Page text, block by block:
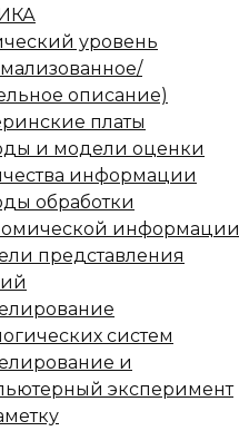
уровень
описание)
платы
и модели оценки
информации
обработки
информации
представления
систем
и
эксперимент